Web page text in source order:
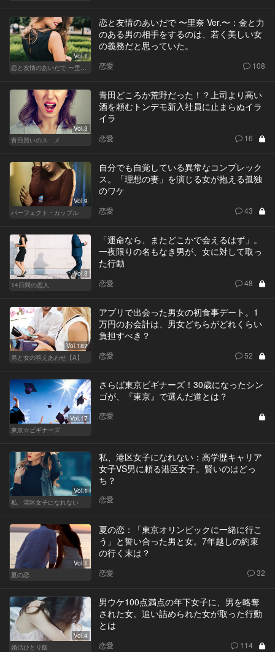
Vol.1
恋と友情のあいだで 〜里奈 Ver.〜
恋と友情のあいだで 〜里奈 Ver.〜：金と力
のある男の相手をするのは、若く美しい女
の義務だと思っていた。
恋愛 108
Vol.3
青田買いのスゝメ
青田どころか荒野だった！？上司より高い
酒を頼むトンデモ新入社員に止まらぬイラ
イラ
恋愛 16
Vol.9
パーフェクト・カップル
自分でも自覚している異常なコンプレック
ス。「理想の妻」を演じる女が抱える孤独
のワケ
恋愛 43
Vol.3
14日間の恋人
「運命なら、またどこかで会えるはず」。
一夜限りの名もなき男が、女に対して取っ
た行動
恋愛 48
Vol.187
男と女の答えあわせ【A】
アプリで出会った男女の初食事デート。1
万円のお会計は、男女どちらがどれくらい
負担すべき？
恋愛 52
Vol.17
東京☆ビギナーズ
さらば東京ビギナーズ！30歳になったシン
ゴが、『東京』で選んだ道とは？
恋愛
Vol.1
私、港区女子になれない
私、港区女子になれない：高学歴キャリア
女子VS男に頼る港区女子。賢いのはどっ
ち？
恋愛
Vol.1
夏の恋
夏の恋：「東京オリンピックに一緒に行こ
う」と誓い合った男と女。7年越しの約束
の行く末は？
恋愛 32
Vol.4
婚活ひとり飯
男ウケ100点満点の年下女子に、男を略奪
された女。追い詰められた女が取った行動
とは
恋愛 114